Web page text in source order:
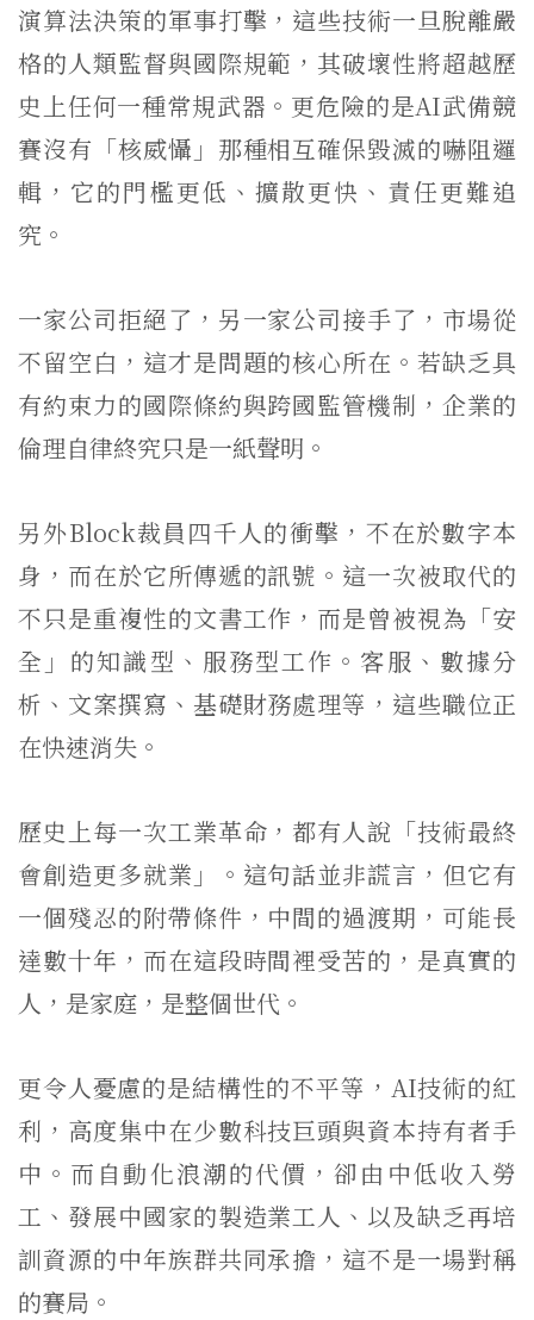
演算法決策的軍事打擊，這些技術一旦脫離嚴
格的人類監督與國際規範，其破壞性將超越歷
史上任何一種常規武器。更危險的是AI武備競
賽沒有「核威懾」那種相互確保毀滅的嚇阻邏
輯，它的門檻更低、擴散更快、責任更難追
究。
一家公司拒絕了，另一家公司接手了，市場從
不留空白，這才是問題的核心所在。若缺乏具
有約束力的國際條約與跨國監管機制，企業的
倫理自律終究只是一紙聲明。
另外Block裁員四千人的衝擊，不在於數字本
身，而在於它所傳遞的訊號。這一次被取代的
不只是重複性的文書工作，而是曾被視為「安
全」的知識型、服務型工作。客服、數據分
析、文案撰寫、基礎財務處理等，這些職位正
在快速消失。
歷史上每一次工業革命，都有人說「技術最終
會創造更多就業」。這句話並非謊言，但它有
一個殘忍的附帶條件，中間的過渡期，可能長
達數十年，而在這段時間裡受苦的，是真實的
人，是家庭，是整個世代。
更令人憂慮的是結構性的不平等，AI技術的紅
利，高度集中在少數科技巨頭與資本持有者手
中。而自動化浪潮的代價，卻由中低收入勞
工、發展中國家的製造業工人、以及缺乏再培
訓資源的中年族群共同承擔，這不是一場對稱
的賽局。